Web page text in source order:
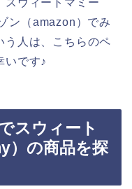
ン（amazon）でみ
う人は、こちらのペ
いです♪
スウィート
）の商品を探